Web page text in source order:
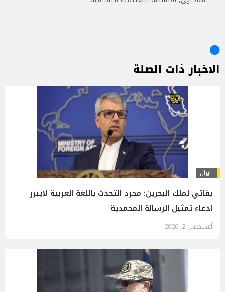
الاخبار ذات الصلة
إيران
بقائي لملك البحرين: مجرد التحدث باللغة العربية لايبرر
ادعاء تمثيل الرسالة المحمدية
أغسطس 2, 2026